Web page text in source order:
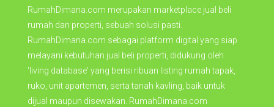
RumahDimana.com merupakan marketplace jual beli
rumah dan properti, sebuah solusi pasti.
RumahDimana.com sebagai platform digital yang siap
melayani kebutuhan jual beli properti, didukung oleh
'living database' yang berisi ribuan listing rumah tapak,
ruko, unit apartemen, serta tanah kavling, baik untuk
dijual maupun disewakan. RumahDimana.com